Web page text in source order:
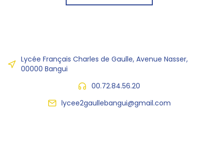
Lycée Français Charles de Gaulle, Avenue Nasser,
00000 Bangui
00.72.84.56.20
lycee2gaullebangui@gmail.com